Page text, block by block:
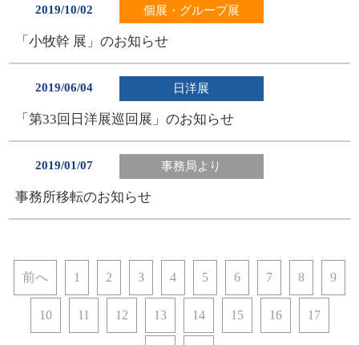
2019/10/02 個展・グループ展
「小牧幹 展」のお知らせ
2019/06/04 日洋展
「第33回日洋展巡回展」のお知らせ
2019/01/07 事務局より
事務所移転のお知らせ
前へ 1 2 3 4 5 6 7 8 9
10 11 12 13 14 15 16 17